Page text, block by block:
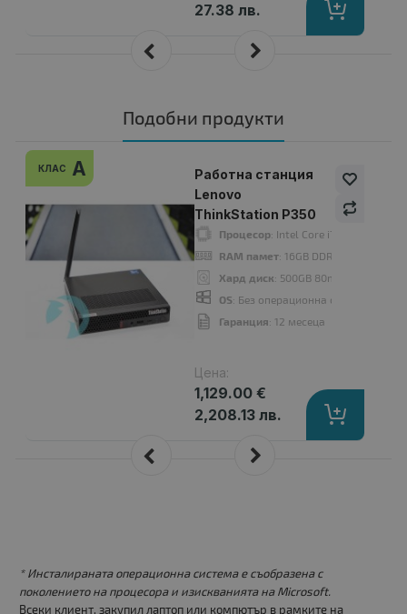
27.38 лв.
Подобни продукти
КЛАС A
Работна станция
Lenovo
ThinkStation P350
Процесор: Intel Core i7 11700 up to
RAM памет: 16GB DDR4
Хард диск: 500GB 80mm M.2 NVMe
OS: Без операционна система.
Гаранция: 12 месеца
Цена:
1,129.00 €
2,208.13 лв.
* Инсталираната операционна система е съобразена с
поколението на процесора и изискванията на Microsoft.
Всеки клиент, закупил лаптоп или компютър в рамките на